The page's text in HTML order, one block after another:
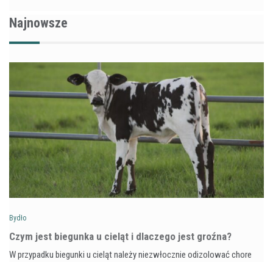
Najnowsze
Bydło
Czym jest biegunka u cieląt i dlaczego jest groźna?
W przypadku biegunki u cieląt należy niezwłocznie odizolować chore